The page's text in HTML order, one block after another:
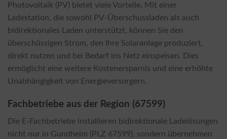
Photovoltaik (PV) bietet viele Vorteile. Mit einer
Ladestation, die sowohl PV-Überschussladen als auch
bidirektionales Laden unterstützt, können Sie den
überschüssigen Strom, den Ihre Solaranlage produziert,
direkt nutzen und bei Bedarf ins Netz einspeisen. Dies
ermöglicht eine weitere Kostenersparnis und eine erhöhte
Unabhängigkeit von Energieversorgern.
Fachbetriebe aus der Region (67599)
Die E-Fachbetriebe installieren bidirektionale Ladelösungen
nicht nur in Gundheim (PLZ 67599), sondern übernehmen